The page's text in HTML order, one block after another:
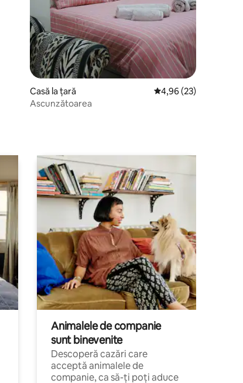
Casă la țară Scor mediu de 4,96
4,96 (23)
Ascunzătoarea
Animalele de companie
sunt binevenite
Descoperă cazări care
acceptă animalele de
companie, ca să-ți poți aduce